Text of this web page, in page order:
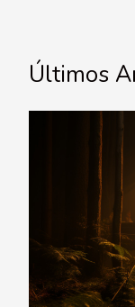
Últimos